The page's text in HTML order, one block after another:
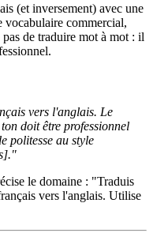
(et inversement) avec une
commercial,
de traduire mot à mot : il
vers l'anglais. Le
doit être professionnel
politesse au style
le domaine : "Traduis
vers l'anglais. Utilise